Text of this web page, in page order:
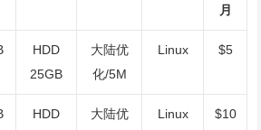
月
HDD
25GB
大陆优
化/5M
Linux $5
HDD
大陆优
Linux $10